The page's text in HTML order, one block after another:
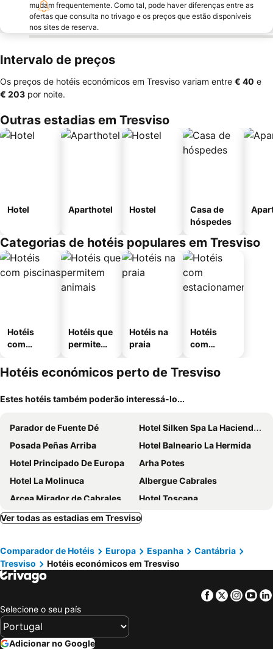
mudam frequentemente. Como tal, pode haver diferenças entre as
ofertas que consulta no trivago e os preços que estão disponíveis
nos sites de reserva.
Intervalo de preços
Os preços de hotéis económicos em Tresviso variam entre ‎€ 40 e
‎€ 203 por noite.
Outras estadias em Tresviso
Hotel Aparthotel Hostel
Casa de
hóspedes
Categorias de hotéis populares em Tresviso
Hotéis
com
Hotéis que
permitem
Hotéis na
praia
Hotéis
com
mento
Hotéis económicos perto de Tresviso
Estes hotéis também poderão interessá-lo...
Parador de Fuente Dé
Hotel Silken Spa La Hacienda de Don Juan
Posada Peñas Arriba
Hotel Balneario La Hermida
Hotel Principado De Europa
Arha Potes
Hotel La Molinuca
Albergue Cabrales
Arcea Mirador de Cabrales
Hotel Toscana
Hotel Los Angeles
Indiana Boutique Hotel
Hotel Infantado
Logis Hotel Restaurante La Casa de Juansabeli
Hotel Valdecoro
Hotel El Jisu
Picos de Europa Suites and Rooms
Posada Torcaz
Hotel La Palma de Llanes
Hotel Los Molinos
Posada Valle del Oso
Ver todas as estadias em Tresviso
Comparador de Hotéis Europa Espanha
Cantábria
Tresviso
Hotéis económicos em Tresviso
Facebook
Twitter
Selecione o seu país
Adicionar no Google